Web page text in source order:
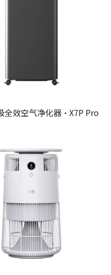
全效空气净化器·X7P Pro